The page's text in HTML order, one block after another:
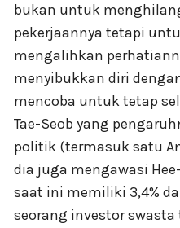
bukan untuk
pekerjaannya tetapi
mengalihkan
menyibukkan diri
mencoba untuk tetap
Tae-Seob yang
politik (termasuk satu
dia juga mengawasi
saat ini memiliki 3,4%
seorang investor